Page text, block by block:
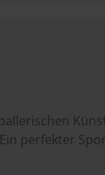
perfekter